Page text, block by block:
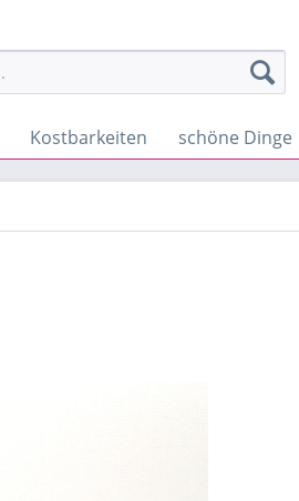
Kostbarkeiten schöne Dinge